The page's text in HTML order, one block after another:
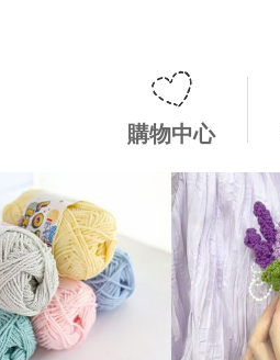
購物中心